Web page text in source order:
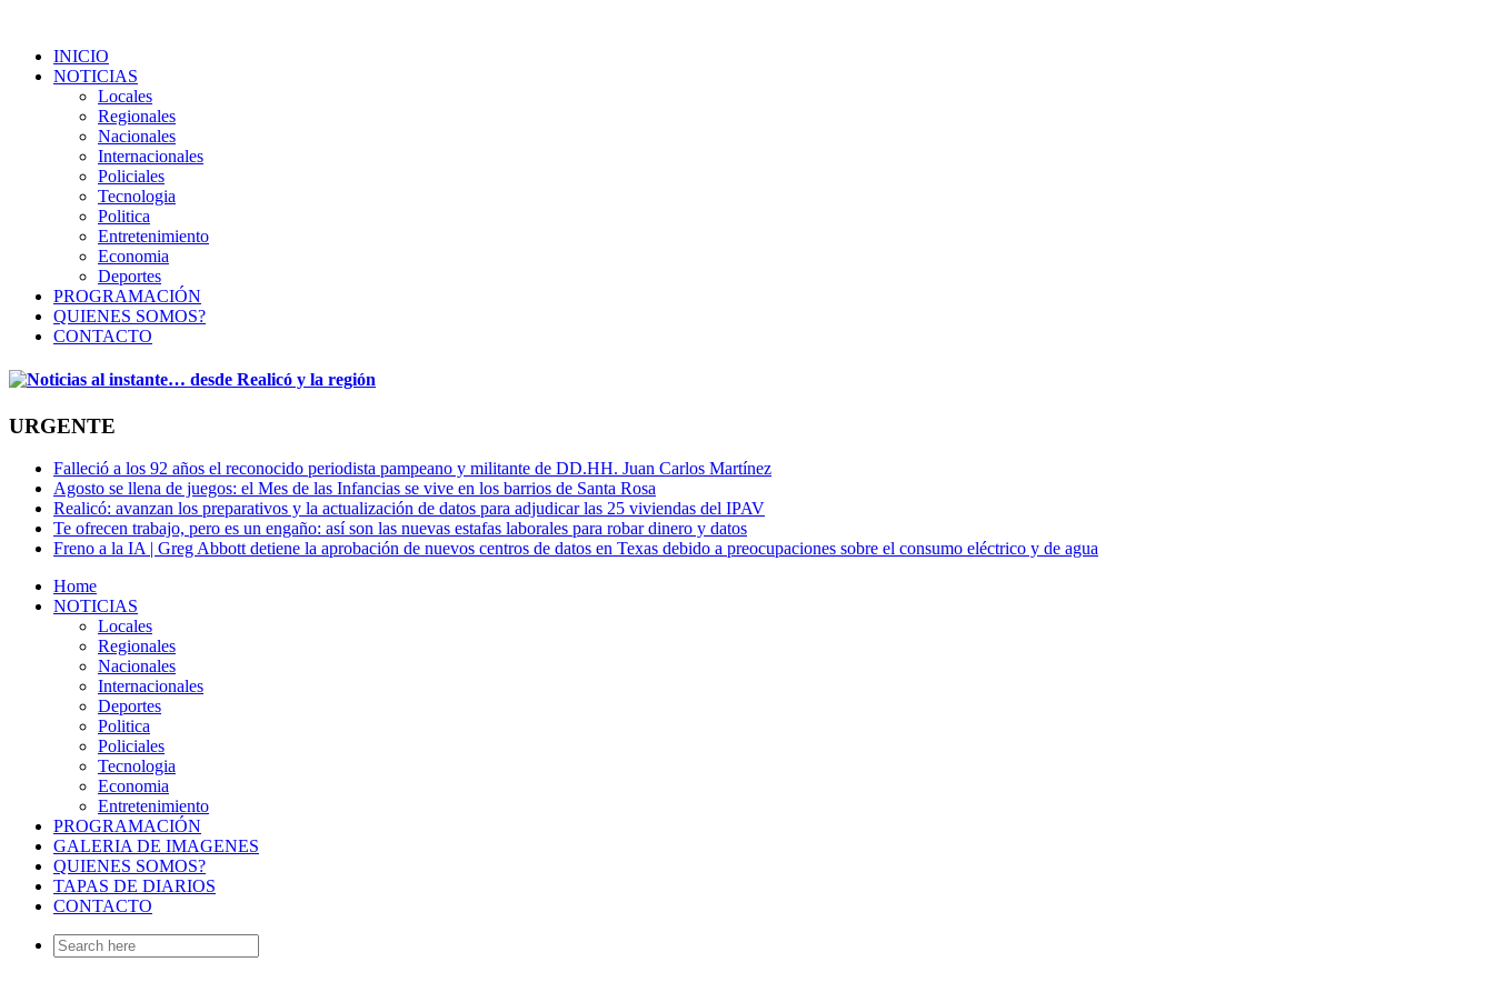
INICIO
NOTICIAS
Locales
Regionales
Nacionales
Internacionales
Policiales
Tecnologia
Politica
Entretenimiento
Economia
Deportes
PROGRAMACIÓN
QUIENES SOMOS?
CONTACTO
URGENTE
Falleció a los 92 años el reconocido periodista pampeano y militante de DD.HH. Juan Carlos Martínez
Agosto se llena de juegos: el Mes de las Infancias se vive en los barrios de Santa Rosa
Realicó: avanzan los preparativos y la actualización de datos para adjudicar las 25 viviendas del IPAV
Te ofrecen trabajo, pero es un engaño: así son las nuevas estafas laborales para robar dinero y datos
Freno a la IA | Greg Abbott detiene la aprobación de nuevos centros de datos en Texas debido a preocupaciones sobre el consumo eléctrico y de agua
Home
NOTICIAS
Locales
Regionales
Nacionales
Internacionales
Deportes
Politica
Policiales
Tecnologia
Economia
Entretenimiento
PROGRAMACIÓN
GALERIA DE IMAGENES
QUIENES SOMOS?
TAPAS DE DIARIOS
CONTACTO
Search
for: